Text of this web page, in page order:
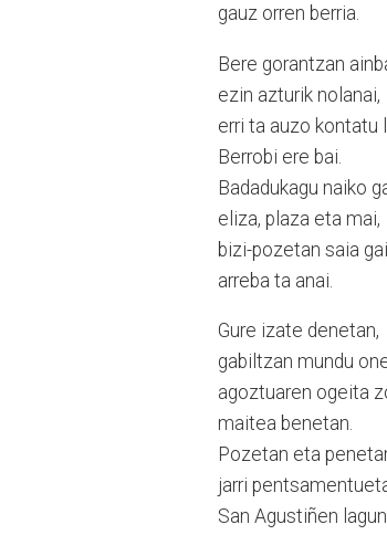
gauz orren berria.
Bere gorantzan
ezin azturik nolanai,
erri ta auzo kontatu
Berrobi ere bai.
Badadukagu naiko
eliza, plaza eta mai,
bizi-pozetan saia
arreba ta anai.
Gure izate denetan,
gabiltzan mundu
agoztuaren ogeita
maitea benetan.
Pozetan eta
jarri
San Agustiñen